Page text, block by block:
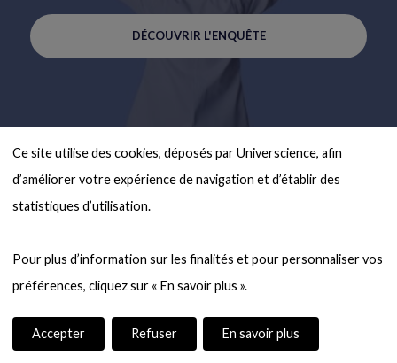
Ce site utilise des cookies, déposés par Universcience, afin
d’améliorer votre expérience de navigation et d’établir des
statistiques d’utilisation.
Pour plus d’information sur les finalités et pour personnaliser vos
Accepter Refuser En savoir plus
DÉCOUVRIR L'ENQUÊTE